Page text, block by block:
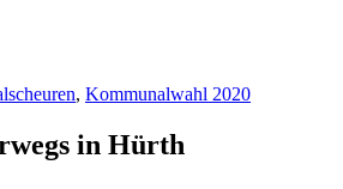
, Kommunalwahl 2020
in Hürth